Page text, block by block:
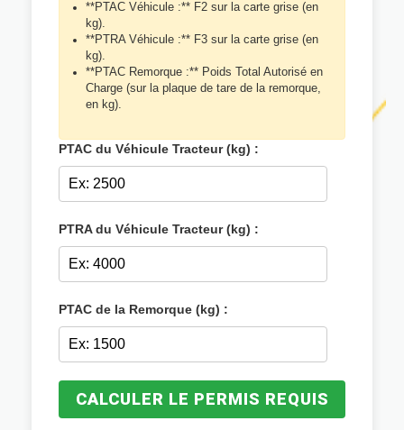
**PTAC Véhicule :** F2 sur la carte grise (en
kg).
**PTRA Véhicule :** F3 sur la carte grise (en
kg).
**PTAC Remorque :** Poids Total Autorisé en
Charge (sur la plaque de tare de la remorque,
en kg).
PTAC du Véhicule Tracteur (kg) :
PTRA du Véhicule Tracteur (kg) :
PTAC de la Remorque (kg) :
CALCULER LE PERMIS REQUIS